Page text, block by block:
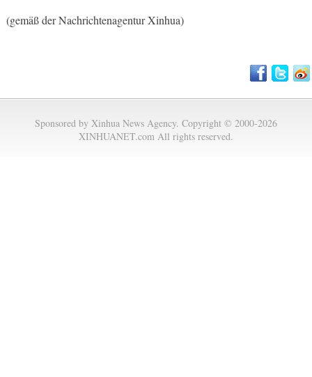
(gemäß der Nachrichtenagentur Xinhua)
Sponsored by Xinhua News Agency. Copyright © 2000-2026
XINHUANET.com All rights reserved.